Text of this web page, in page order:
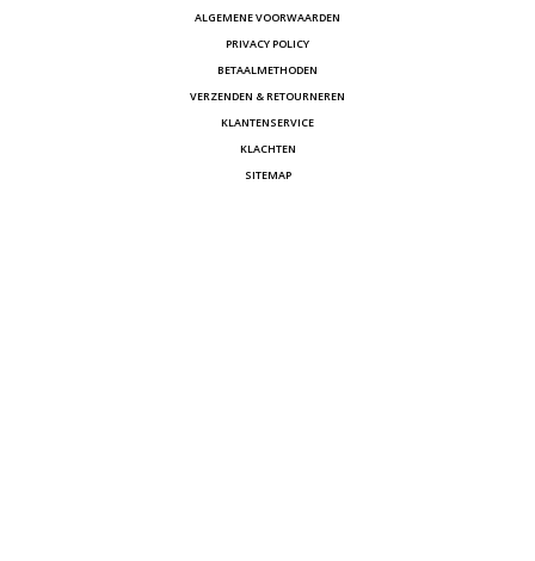
ALGEMENE VOORWAARDEN
PRIVACY POLICY
BETAALMETHODEN
VERZENDEN & RETOURNEREN
KLANTENSERVICE
KLACHTEN
SITEMAP